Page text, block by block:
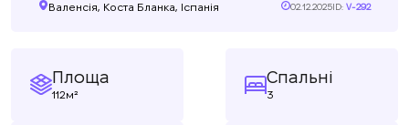
Валенсія, Коста Бланка, Іспанія 02.12.2025ID: V-292
Площа
112м²
Спальні
3